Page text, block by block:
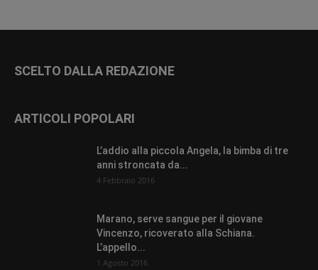
SCELTO DALLA REDAZIONE
ARTICOLI POPOLARI
L’addio alla piccola Angela, la bimba di tre
anni stroncata da...
4 Febbraio 2016
Marano, serve sangue per il giovane
Vincenzo, ricoverato alla Schiana.
L’appello...
1 Agosto 2016